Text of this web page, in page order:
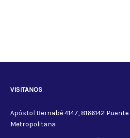
VISITANOS
Apóstol Bernabé 4147, 8166142
Metropolitana